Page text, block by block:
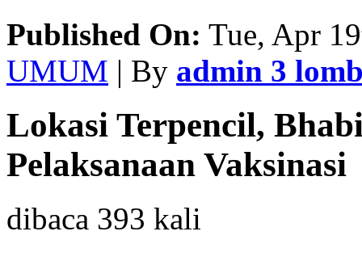
Published On: Tue, Apr
UMUM | By admin 3
Lokasi Terpencil,
Pelaksanaan Vaksinasi
dibaca 393 kali